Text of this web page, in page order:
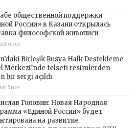
общественной поддержки
России» в Казани открылась
философской живописи
önce
Birleşik Rusya Halk Destekleme
Merkezi’nde felsefi resimlerden
bir sergi açıldı
önce
Головин: Новая Народная
«Единой России» будет
на развитие